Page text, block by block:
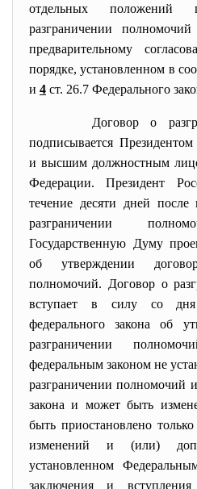
отдельных положений
разграничении
предварительному
порядке, установленном в
и 4 ст. 26.7 Федерального
Договор о
подписывается
и высшим должностным
Федерации. Президент
течение десяти дней после
разграничении
Государственную Думу
об утверждении
полномочий. Договор о
вступает в силу со
федерального закона об
разграничении
федеральным законом не
разграничении полномочий
закона и может быть
быть приостановлено
изменений и (или)
установленном
заключения и